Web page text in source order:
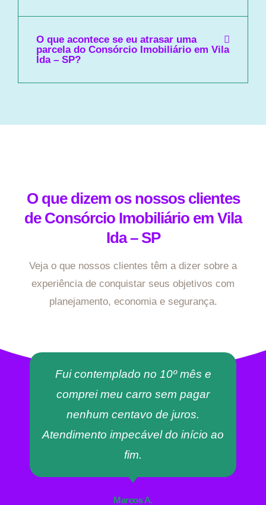
O que acontece se eu atrasar uma
parcela do Consórcio Imobiliário em Vila
Ida – SP?
O que dizem os nossos clientes
de Consórcio Imobiliário em Vila
Ida – SP
Veja o que nossos clientes têm a dizer sobre a
experiência de conquistar seus objetivos com
planejamento, economia e segurança.
Fui contemplado no 10º mês e
comprei meu carro sem pagar
nenhum centavo de juros.
Atendimento impecável do início ao
fim.
Marcos A.